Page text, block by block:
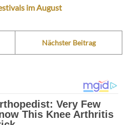
im August
Nächster Beitrag